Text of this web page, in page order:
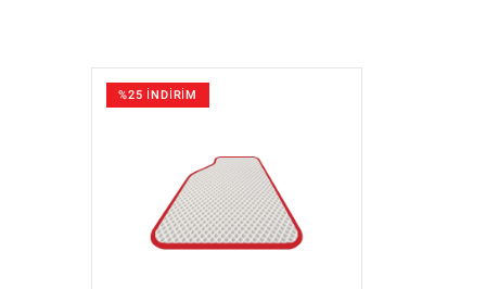
%25 İNDİRİM
GÖZAT